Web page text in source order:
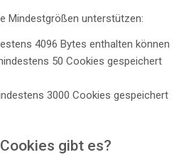
Mindestgrößen unterstützen:
4096 Bytes enthalten können
50 Cookies gespeichert
3000 Cookies gespeichert
gibt es?